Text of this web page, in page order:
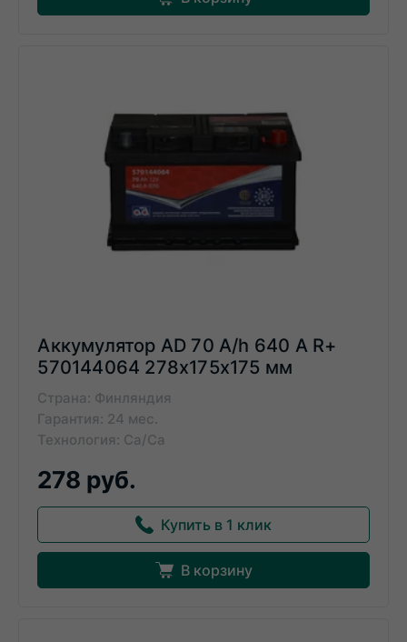
Аккумулятор AD 70 A/h 640 А R+
570144064 278x175x175 мм
Страна: Финляндия
Гарантия: 24 мес.
Технология: Ca/Ca
278 руб.
Купить в 1 клик
В корзину